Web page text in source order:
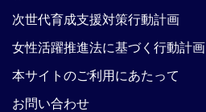
次世代育成支援対策行動計画
女性活躍推進法に基づく行動計画
本サイトのご利用にあたって
お問い合わせ